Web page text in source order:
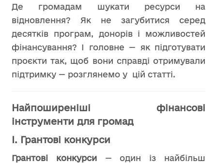
Де громадам шукати ресурси на
відновлення? Як не загубитися серед
десятків програм, донорів і можливостей
фінансування? І головне — як підготувати
проєкти так, щоб вони справді отримували
підтримку — розглянемо у цій статті.
Найпоширеніші фінансові
інструменти для громад
І. Грантові конкурси
Грантові конкурси— один із найбільш